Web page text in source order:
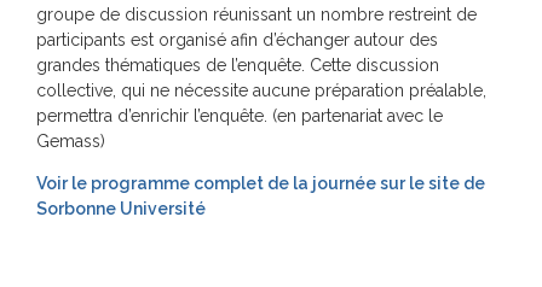
groupe de discussion réunissant un nombre restreint de
participants est organisé afin d’échanger autour des
grandes thématiques de l’enquête. Cette discussion
collective, qui ne nécessite aucune préparation préalable,
permettra d’enrichir l’enquête. (en partenariat avec le
Gemass)
Voir le programme complet de la journée sur le site de
Sorbonne Université